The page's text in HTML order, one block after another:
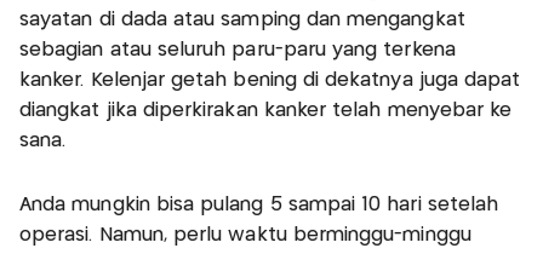
sayatan di dada atau samping dan mengangkat
sebagian atau seluruh paru-paru yang terkena
kanker. Kelenjar getah bening di dekatnya juga dapat
diangkat jika diperkirakan kanker telah menyebar ke
sana.
Anda mungkin bisa pulang 5 sampai 10 hari setelah
operasi. Namun, perlu waktu berminggu-minggu